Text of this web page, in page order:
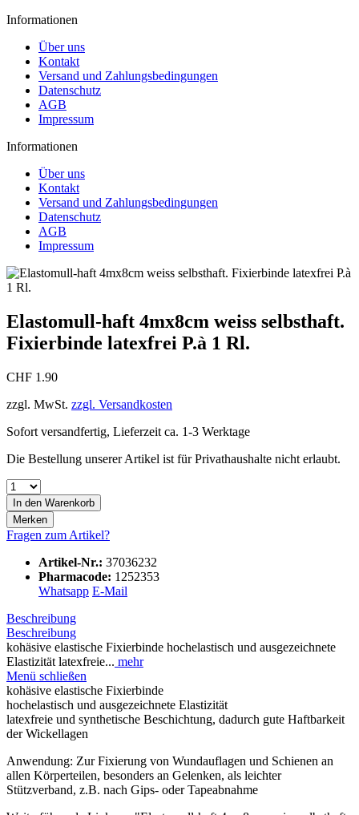
Informationen
Über uns
Kontakt
Versand und Zahlungsbedingungen
Datenschutz
AGB
Impressum
Informationen
Über uns
Kontakt
Versand und Zahlungsbedingungen
Datenschutz
AGB
Impressum
Elastomull-haft 4mx8cm weiss selbsthaft.
Fixierbinde latexfrei P.à 1 Rl.
CHF 1.90
zzgl. MwSt. zzgl. Versandkosten
Sofort versandfertig, Lieferzeit ca. 1-3 Werktage
Die Bestellung unserer Artikel ist für Privathaushalte nicht erlaubt.
In den Warenkorb
Merken
Fragen zum Artikel?
Artikel-Nr.: 37036232
Pharmacode: 1252353
Whatsapp E-Mail
Beschreibung
Beschreibung
kohäsive elastische Fixierbinde hochelastisch und ausgezeichnete
Elastizität latexfreie... mehr
Menü schließen
kohäsive elastische Fixierbinde
hochelastisch und ausgezeichnete Elastizität
latexfreie und synthetische Beschichtung, dadurch gute Haftbarkeit
der Wickellagen
Anwendung: Zur Fixierung von Wundauflagen und Schienen an
allen Körperteilen, besonders an Gelenken, als leichter
Stützverband, z.B. nach Gips- oder Tapeabnahme